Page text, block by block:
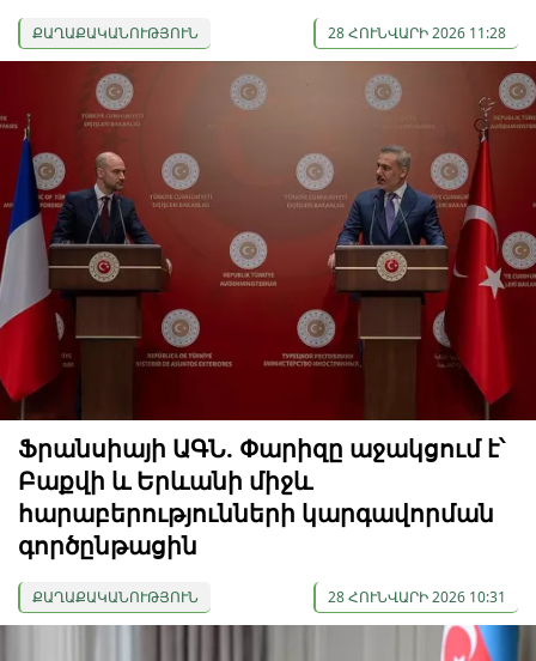
ՔԱՂԱՔԱԿԱՆՈՒԹՅՈՒՆ 28 ՀՈՒՆՎԱՐԻ 2026 11:28
Ֆրանսիայի ԱԳՆ. Փարիզը աջակցում է՝
Բաքվի և Երևանի միջև
հարաբերությունների կարգավորման
գործընթացին
ՔԱՂԱՔԱԿԱՆՈՒԹՅՈՒՆ 28 ՀՈՒՆՎԱՐԻ 2026 10:31